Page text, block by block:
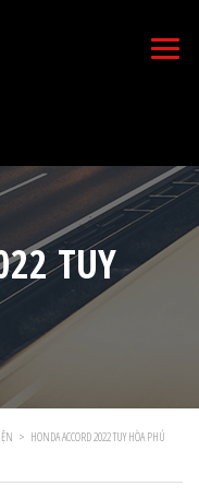
TUY
> HONDA ACCORD 2022 TUY HÒA PHÚ